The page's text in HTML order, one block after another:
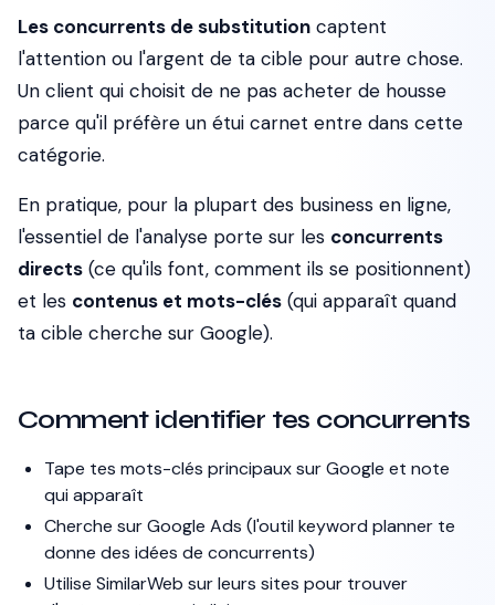
Les concurrents de substitution captent
l'attention ou l'argent de ta cible pour autre chose.
Un client qui choisit de ne pas acheter de housse
parce qu'il préfère un étui carnet entre dans cette
catégorie.
En pratique, pour la plupart des business en ligne,
l'essentiel de l'analyse porte sur les concurrents
directs (ce qu'ils font, comment ils se positionnent)
et les contenus et mots-clés (qui apparaît quand
ta cible cherche sur Google).
Comment identifier tes concurrents
Tape tes mots-clés principaux sur Google et note
qui apparaît
Cherche sur Google Ads (l'outil keyword planner te
donne des idées de concurrents)
Utilise SimilarWeb sur leurs sites pour trouver